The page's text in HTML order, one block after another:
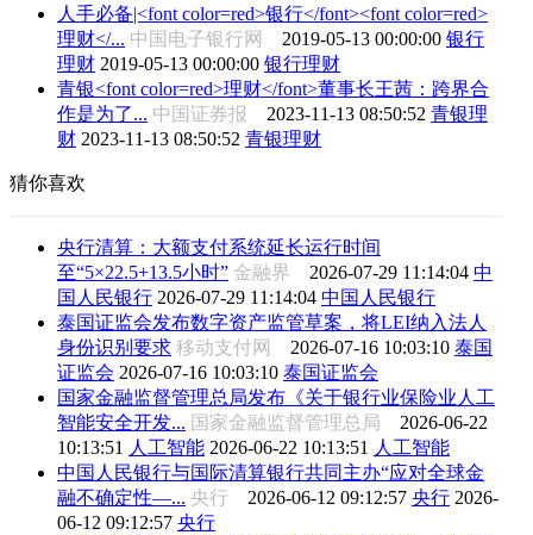
人手必备|<font color=red>银行</font><font color=red>
理财</... 中国电子银行网 2019-05-13 00:00:00 银行
理财 2019-05-13 00:00:00 银行理财
青银<font color=red>理财</font>董事长王茜：跨界合
作是为了... 中国证券报 2023-11-13 08:50:52 青银理
财 2023-11-13 08:50:52 青银理财
猜你喜欢
央行清算：大额支付系统延长运行时间
至“5×22.5+13.5小时” 金融界 2026-07-29 11:14:04 中
国人民银行 2026-07-29 11:14:04 中国人民银行
泰国证监会发布数字资产监管草案，将LEI纳入法人
身份识别要求 移动支付网 2026-07-16 10:03:10 泰国
证监会 2026-07-16 10:03:10 泰国证监会
国家金融监督管理总局发布《关于银行业保险业人工
智能安全开发... 国家金融监督管理总局 2026-06-22
10:13:51 人工智能 2026-06-22 10:13:51 人工智能
中国人民银行与国际清算银行共同主办“应对全球金
融不确定性—... 央行 2026-06-12 09:12:57 央行 2026-
06-12 09:12:57 央行